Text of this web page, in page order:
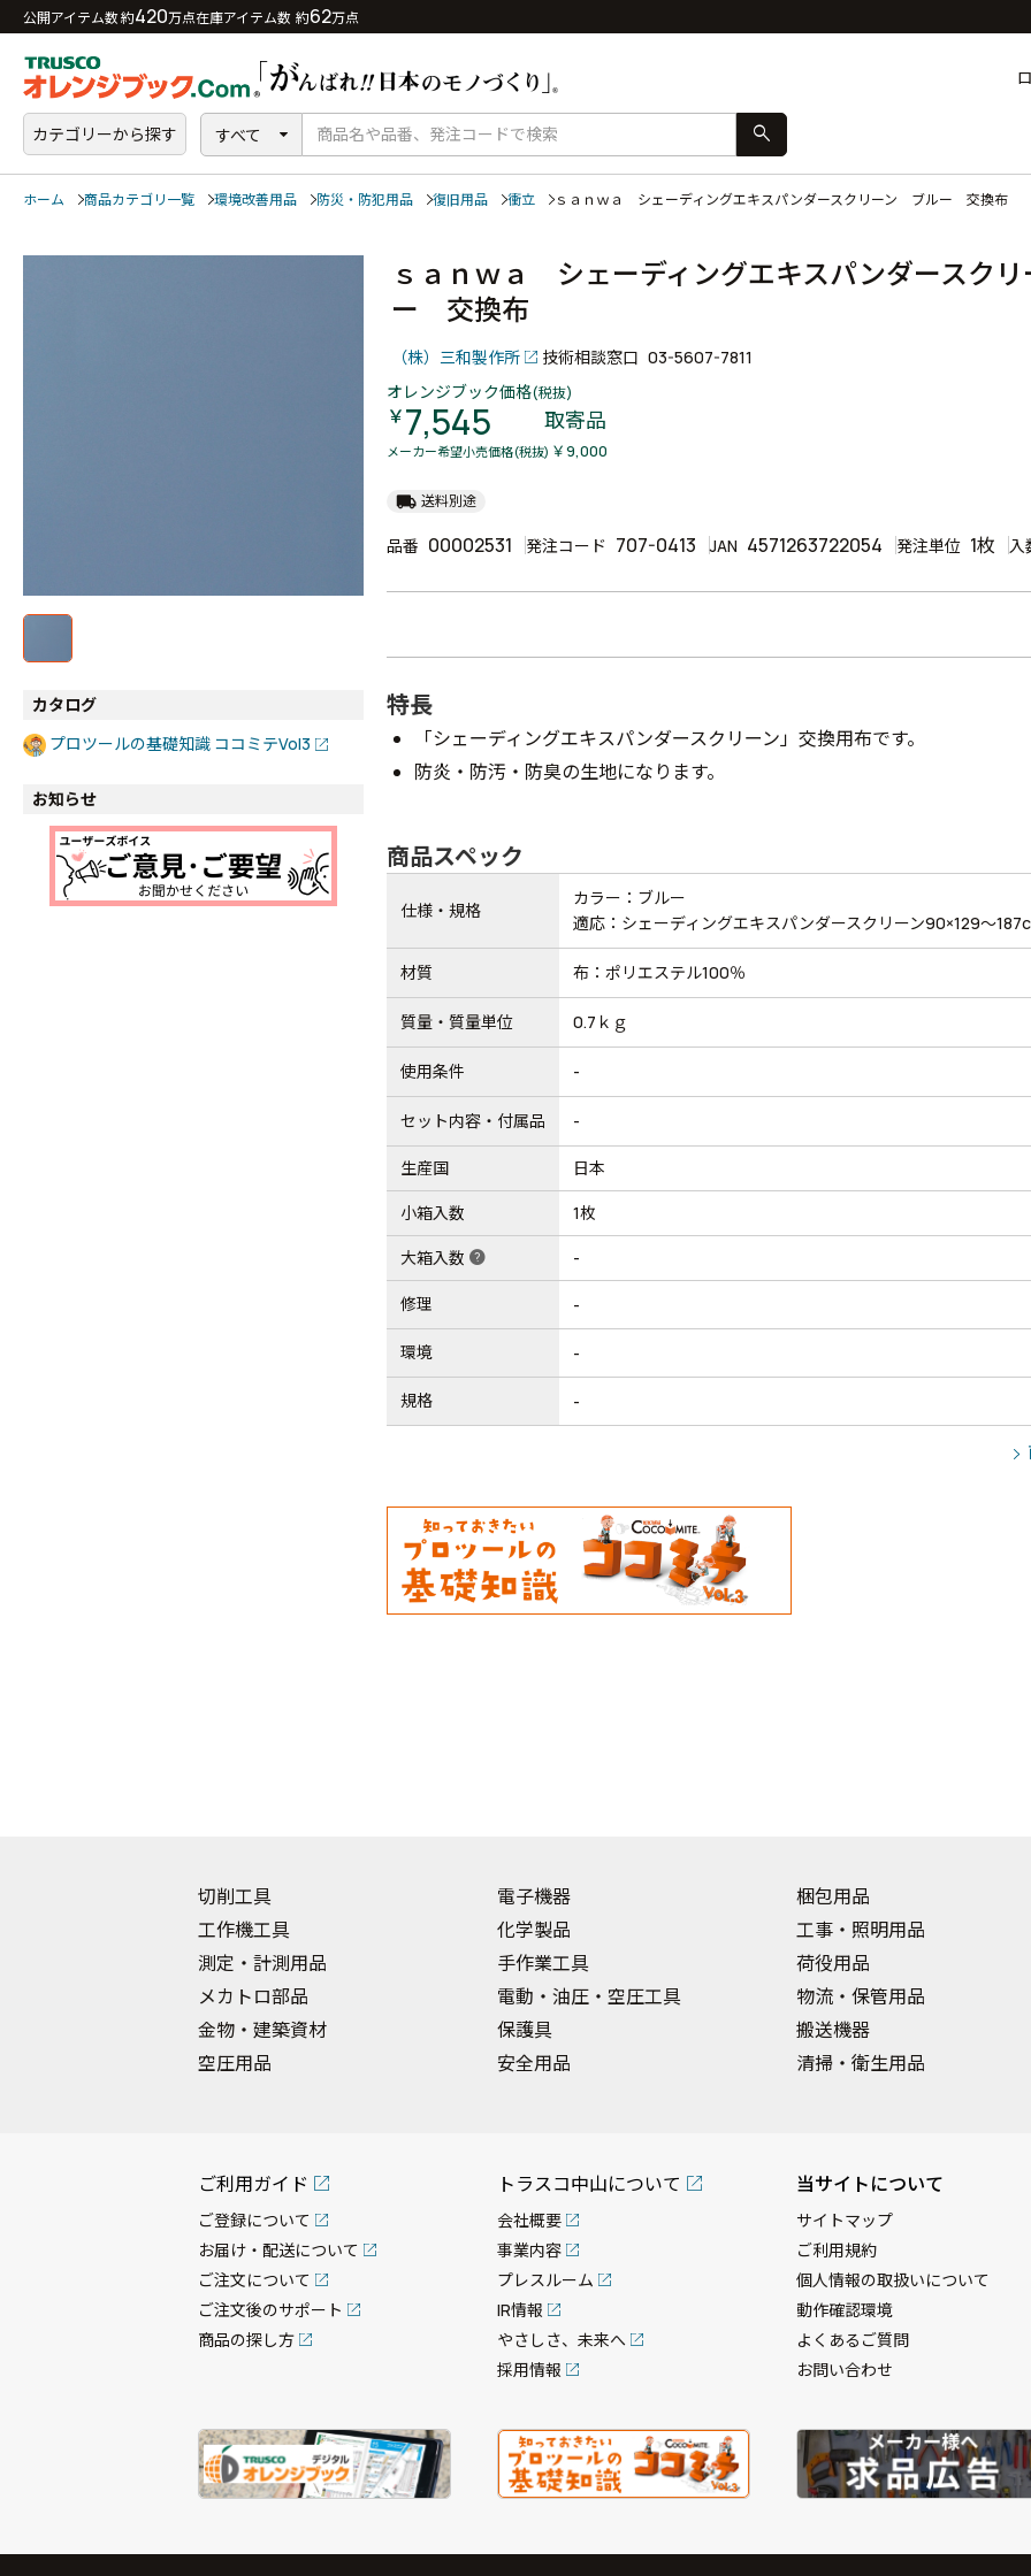
公開アイテム数 約420万点在庫アイテム数 約62万点
カテゴリーから探す すべて search
ホーム 商品カテゴリ一覧 環境改善用品 防災・防犯用品 復旧用品 衝立 ｓａｎｗａ シェーディングエキスパンダースクリーン ブルー 交換布
カタログ
プロツールの基礎知識 ココミテVol3
お知らせ
ｓａｎｗａ シェーディングエキスパンダースク
ー 交換布
（株）三和製作所 技術相談窓口 03-5607-7811
オレンジブック価格(税抜)
￥7,545 取寄品
メーカー希望小売価格(税抜) ￥9,000
local_shipping 送料別途
品番 00002531 発注コード 707-0413 JAN 4571263722054 発注単位 1枚 入
特長
「シェーディングエキスパンダースクリーン」交換用布です。
防炎・防汚・防臭の生地になります。
商品スペック
仕様・規格
カラー：ブルー
適応：シェーディングエキスパンダースクリーン90×129～
材質 布：ポリエステル100％
質量・質量単位 0.7ｋｇ
使用条件 -
セット内容・付属品 -
生産国 日本
小箱入数 1枚
大箱入数 help -
修理 -
環境 -
規格 -
切削工具
工作機工具
測定・計測用品
メカトロ部品
金物・建築資材
空圧用品
電子機器
化学製品
手作業工具
電動・油圧・空圧工具
保護具
安全用品
梱包用品
工事・照明用品
荷役用品
物流・保管用品
搬送機器
清掃・衛生用品
ご利用ガイド
ご登録について
お届け・配送について
ご注文について
ご注文後のサポート
商品の探し方
トラスコ中山について
会社概要
事業内容
プレスルーム
IR情報
やさしさ、未来へ
採用情報
当サイトについて
サイトマップ
ご利用規約
個人情報の取扱いについて
動作確認環境
よくあるご質問
お問い合わせ